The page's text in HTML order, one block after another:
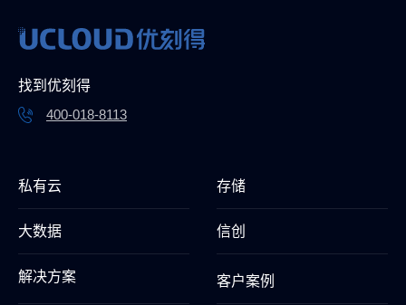
找到优刻得
400-018-8113
私有云 存储
大数据 信创
解决方案 客户案例